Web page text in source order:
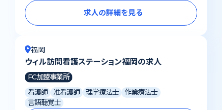
求人の詳細を見る
福岡
ウィル訪問看護ステーション福岡の求人
FC加盟事業所
看護師
准看護師 理学療法士
作業療法士
言語聴覚士